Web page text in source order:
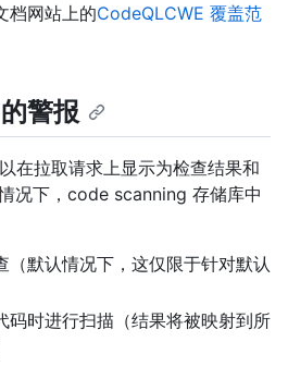
档网站上的CodeQLCWE 覆盖范
警报
在拉取请求上显示为检查结果和
况下，code scanning 存储库中
（默认情况下，这仅限于针对默认
码时进行扫描（结果将被映射到所